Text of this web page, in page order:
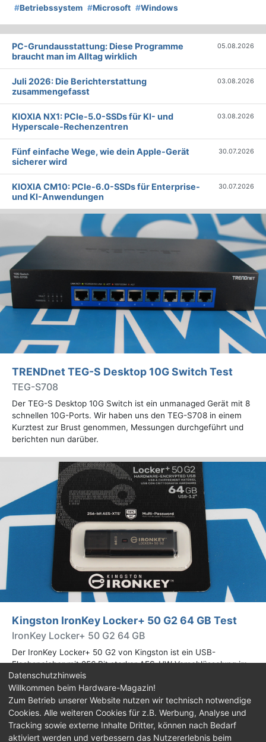
#Betriebssystem #Microsoft #Windows
PC-Grundausstattung: Diese Programme
braucht man im Alltag wirklich
05.08.2026
Juli 2026: Die Bericht­erstattung
zusammengefasst
03.08.2026
KIOXIA NX1: PCIe-5.0-SSDs für KI- und
Hyperscale-Rechenzentren
03.08.2026
Fünf einfache Wege, wie dein Apple-Gerät
sicherer wird
30.07.2026
KIOXIA CM10: PCIe-6.0-SSDs für Enterprise-
und KI-Anwendungen
30.07.2026
TRENDnet TEG-S Desktop 10G Switch Test
TEG-S708
Der TEG-S Desktop 10G Switch ist ein unmanaged Gerät mit 8
schnellen 10G-Ports. Wir haben uns den TEG-S708 in einem
Kurztest zur Brust genommen, Messungen durchgeführt und
berichten nun darüber.
Kingston IronKey Locker+ 50 G2 64 GB Test
IronKey Locker+ 50 G2 64 GB
Der IronKey Locker+ 50 G2 von Kingston ist ein USB-
Flashspeicher mit 256 Bit starker AES-HW-Verschlüsselung im
XTS-Modus. Wir haben das 64-GB-Modell im Praxistest
genauer begutachtet.
Impressum| Kontakt |Jobs |Datenschutz |
Consent‑Einstellungen |Haftungsausschluss
Datenschutzhinweis
Willkommen beim Hardware-Magazin!
Zum Betrieb unserer Website nutzen wir technisch notwendige
Cookies. Alle weiteren Cookies für z.B. Werbung, Analyse und
Tracking sowie externe Inhalte Dritter, können nach Bedarf
aktiviert werden und verbessern das Nutzererlebnis beim